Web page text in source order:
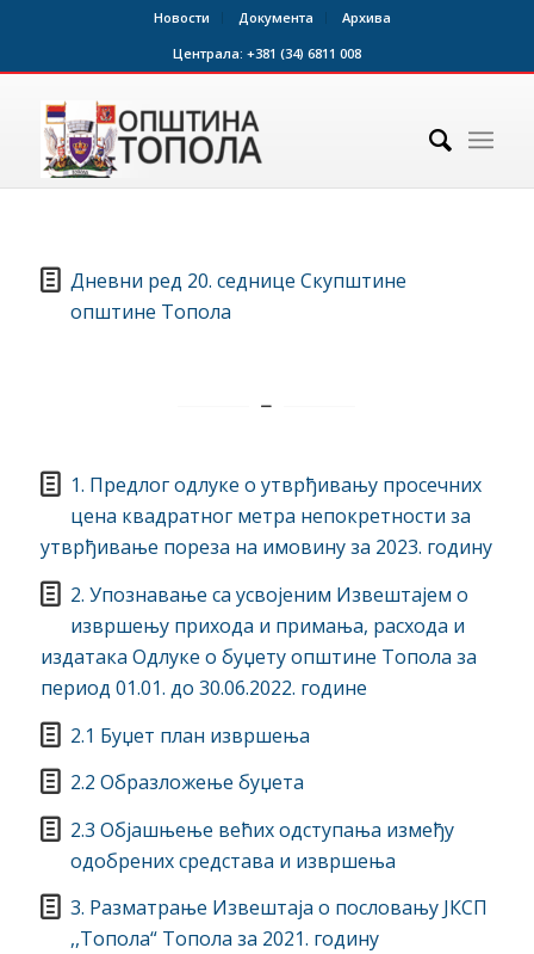
Новости Документа
Архива
Централа: +381 (34) 6811 008
Дневни ред 20. седнице Скупштине
општине Топола
1. Предлог одлуке о утврђивању просечних
цена квадратног метра непокретности за
утврђивање пореза на имовину за 2023. годину
2. Упознавање са усвојеним Извештајем о
извршењу прихода и примања, расхода и
издатака Одлуке о буџету општине Топола за
период 01.01. до 30.06.2022. године
2.1 Буџет план извршења
2.2 Образложење буџета
2.3 Објашњење већих одступања између
одобрених средстава и извршења
3. Разматрање Извештаја о пословању ЈКСП
,,Топола“ Топола за 2021. годину